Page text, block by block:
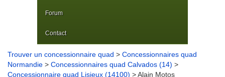
Forum
Contact
Trouver un concessionnaire quad > Concessionnaires quad
Normandie > Concessionnaires quad Calvados (14) >
Concessionnaire quad Lisieux (14100) > Alain Motos